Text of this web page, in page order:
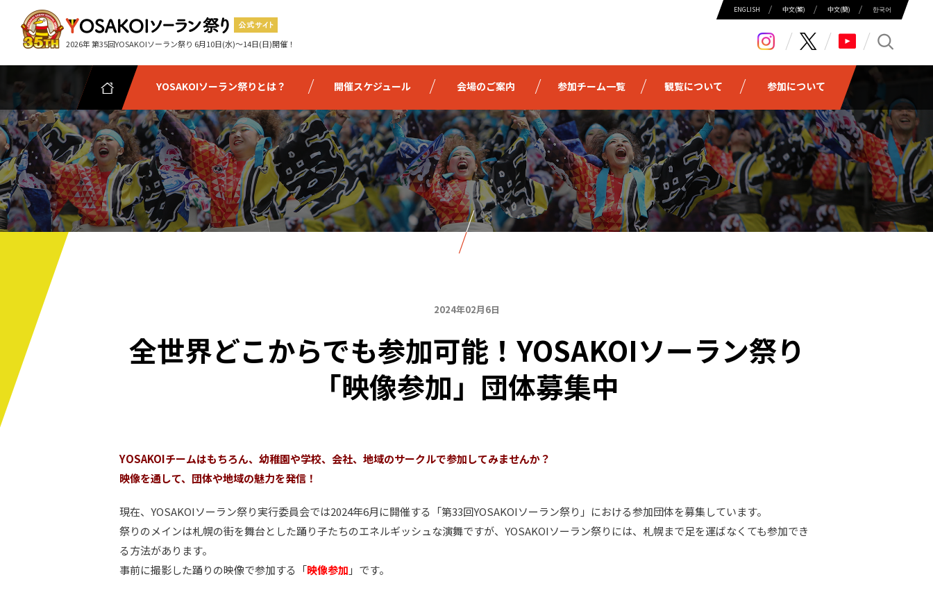
2026年 第35回YOSAKOIソーラン祭り 6月10日(水)～14日(日)開催！
ENGLISH 中⽂(繁) 中⽂(簡) 한국어
YOSAKOIソーラン祭りとは？ 開催スケジュール 会場のご案内 参加チーム一覧 観覧について 参加について
2024年02月6日
全世界どこからでも参加可能！YOSAKOIソーラン祭り
「映像参加」団体募集中
YOSAKOIチームはもちろん、幼稚園や学校、会社、地域のサークルで参加してみませんか？
映像を通して、団体や地域の魅力を発信！
現在、YOSAKOIソーラン祭り実行委員会では2024年6月に開催する「第33回YOSAKOIソーラン祭り」における参加団体を募集しています。
祭りのメインは札幌の街を舞台とした踊り子たちのエネルギッシュな演舞ですが、YOSAKOIソーラン祭りには、札幌まで足を運ばなくても参加でき
る方法があります。
事前に撮影した踊りの映像で参加する「映像参加 」です。